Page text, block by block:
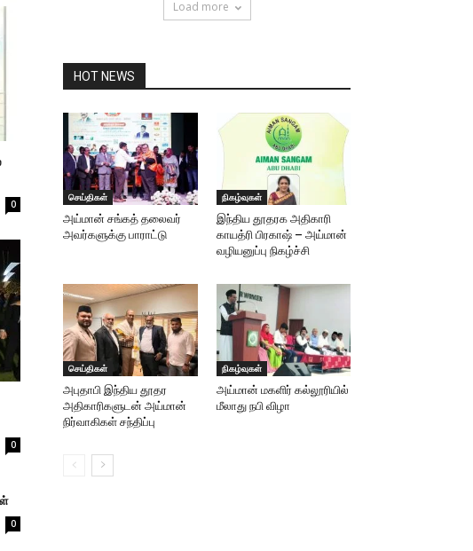
0
0
0
Load more
HOT NEWS
செய்திகள்
அய்மான் சங்கத் தலைவர்
அவர்களுக்கு பாராட்டு
நிகழ்வுகள்
இந்திய தூதரக அதிகாரி
காயத்ரி பிரகாஷ் – அய்மான்
வழியனுப்பு நிகழ்ச்சி
செய்திகள்
அபுதாபி இந்திய தூதர
அதிகாரிகளுடன் அய்மான்
நிர்வாகிகள் சந்திப்பு
நிகழ்வுகள்
அய்மான் மகளிர் கல்லூரியில்
மீலாது நபி விழா